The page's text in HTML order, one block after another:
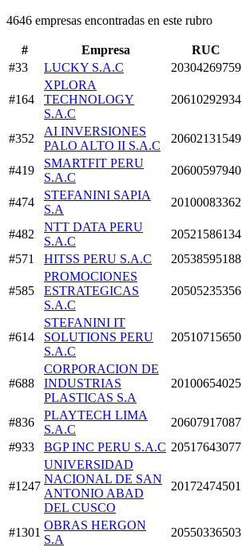
4646 empresas encontradas en este rubro
# Empresa RUC
#33
LUCKY S.A.C 20304269759
#164
XPLORA
TECHNOLOGY
S.A.C
20610292934
#352
AI INVERSIONES
PALO ALTO II S.A.C
20602131549
#419
SMARTFIT PERU
S.A.C
20600597940
#474
STEFANINI SAPIA
S.A
20100083362
#482
NTT DATA PERU
S.A.C
20521586134
#571
HITSS PERU S.A.C 20538595188
#585
PROMOCIONES
ESTRATEGICAS
S.A.C
20505235356
#614
STEFANINI IT
SOLUTIONS PERU
S.A.C
20510715650
#688
CORPORACION DE
INDUSTRIAS
PLASTICAS S.A
20100654025
#836
PLAYTECH LIMA
S.A.C
20607917087
#933
BGP INC PERU S.A.C 20517643077
#1247
UNIVERSIDAD
NACIONAL DE SAN
ANTONIO ABAD
DEL CUSCO
20172474501
#1301
OBRAS HERGON
S.A
20550336503